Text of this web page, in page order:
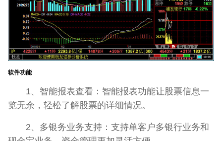
软件功能
1、智能报表查看：智能报表功能让股票信息一
览无余，轻松了解股票的详细情况。
2、多银务业务支持：支持单客户多银行业务和